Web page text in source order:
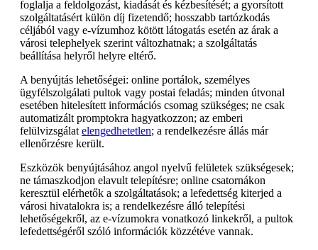
foglalja a feldolgozást, kiadását és kézbesítését; a gyorsított
szolgáltatásért külön díj fizetendő; hosszabb tartózkodás
céljából vagy e-vízumhoz kötött látogatás esetén az árak a
városi telephelyek szerint változhatnak; a szolgáltatás
beállítása helyről helyre eltérő.
A benyújtás lehetőségei: online portálok, személyes
ügyfélszolgálati pultok vagy postai feladás; minden útvonal
esetében hitelesített információs csomag szükséges; ne csak
automatizált promptokra hagyatkozzon; az emberi
felülvizsgálat elengedhetetlen; a rendelkezésre állás már
ellenőrzésre került.
Eszközök benyújtásához angol nyelvű felületek szükségesek;
ne támaszkodjon elavult telepítésre; online csatornákon
keresztül elérhetők a szolgáltatások; a lefedettség kiterjed a
városi hivatalokra is; a rendelkezésre álló telepítési
lehetőségekről, az e-vízumokra vonatkozó linkekről, a pultok
lefedettségéről szóló információk közzétéve vannak.